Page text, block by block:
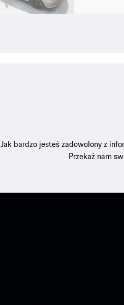
Jak bardzo jesteś zadowolony z
Przekaż nam